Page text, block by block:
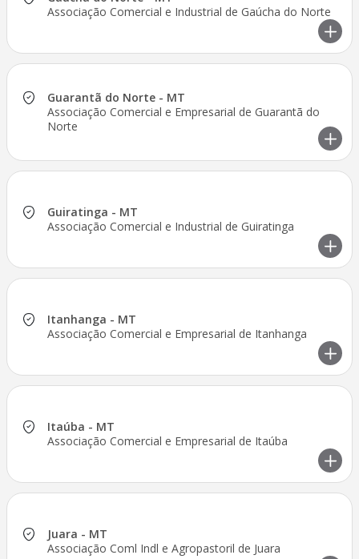
Associação Comercial e Industrial de Gaúcha do Norte
Guarantã do Norte - MT
Associação Comercial e Empresarial de Guarantã do
Norte
Guiratinga - MT
Associação Comercial e Industrial de Guiratinga
Itanhanga - MT
Associação Comercial e Empresarial de Itanhanga
Itaúba - MT
Associação Comercial e Empresarial de Itaúba
Juara - MT
Associação Coml Indl e Agropastoril de Juara